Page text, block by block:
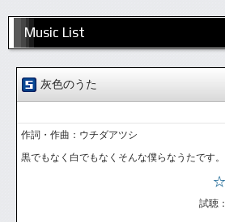
Music List
灰色のうた
作詞・作曲：ウチダアツシ
黒でもなく白でもなくそんな僕らなうたです。
試聴：